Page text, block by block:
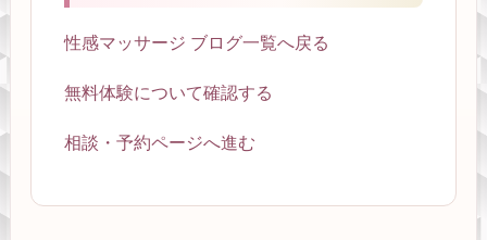
性感マッサージ ブログ一覧へ戻る
無料体験について確認する
相談・予約ページへ進む